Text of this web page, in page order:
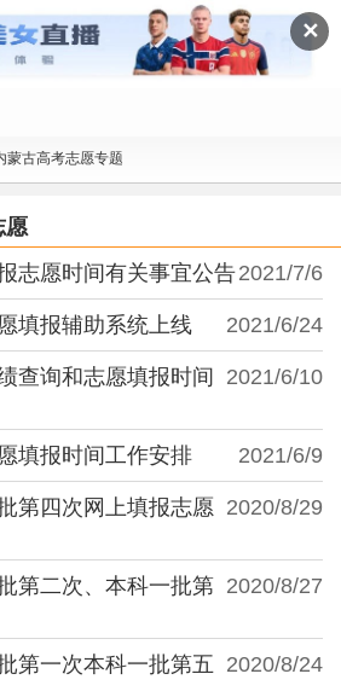
✕
蒙古高考志愿
蒙古高考志愿专题
愿
2021/7/6
志愿时间有关事宜公告
2021/6/24
填报辅助系统上线
2021/6/10
查询和志愿填报时间
2021/6/9
填报时间工作安排
2020/8/29
第四次网上填报志愿
2020/8/27
第二次、本科一批第
2020/8/24
第一次本科一批第五